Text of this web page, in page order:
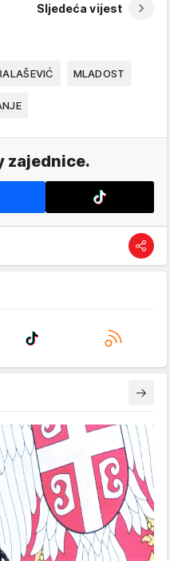
Sljedeća vijest
MLADOST
zajednice.